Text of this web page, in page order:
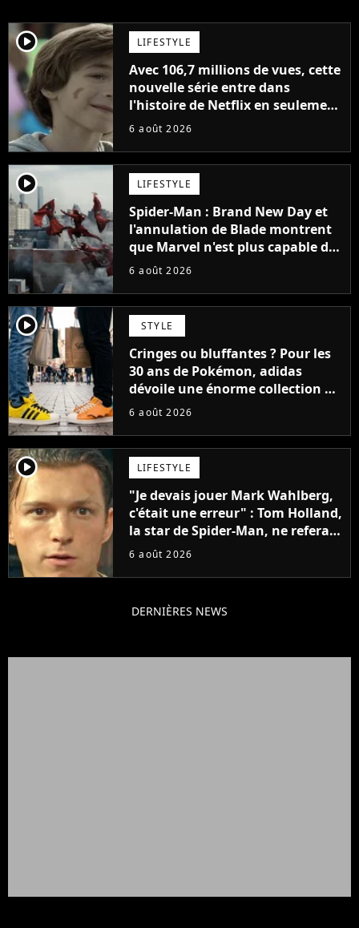
player2 LIFESTYLE
Avec 106,7 millions de vues, cette
nouvelle série entre dans
l'histoire de Netflix en seulement
48 jours
6 août 2026
player2 LIFESTYLE
Spider-Man : Brand New Day et
l'annulation de Blade montrent
que Marvel n'est plus capable de
faire quoi que ce soit de simple
6 août 2026
player2 STYLE
Cringes ou bluffantes ? Pour les
30 ans de Pokémon, adidas
dévoile une énorme collection de
sneakers et je ne sais pas quoi en
6 août 2026
player2 LIFESTYLE
"Je devais jouer Mark Wahlberg,
c'était une erreur" : Tom Holland,
la star de Spider-Man, ne referait
pas ce blockbuster
6 août 2026
DERNIÈRES NEWS